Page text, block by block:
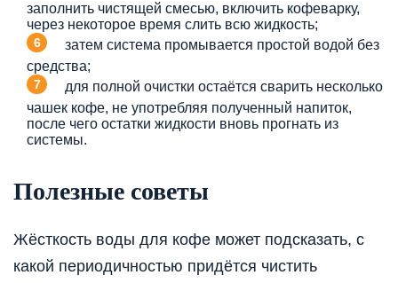
заполнить чистящей смесью, включить кофеварку,
через некоторое время слить всю жидкость;
затем система промывается простой водой без
средства;
для полной очистки остаётся сварить несколько
чашек кофе, не употребляя полученный напиток,
после чего остатки жидкости вновь прогнать из
системы.
Полезные советы
Жёсткость воды для кофе может подсказать, с
какой периодичностью придётся чистить